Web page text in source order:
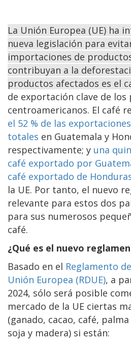
La Unión Europea (UE) ha
nueva legislación para
importaciones de
contribuyan a la
productos afectados es el
de exportación clave de los
centroamericanos. El café
el 52 % de las
totales en Guatemala y
respectivamente; y una
café exportado por
café exportado de
la UE. Por tanto, el nuevo
relevante para estos dos
para sus numerosos
café.
¿Qué es el nuevo
Basado en el Reglamento
Unión Europea (RDUE), a
2024, sólo será posible
mercado de la UE ciertas
(ganado, cacao, café,
soja y madera) si están: